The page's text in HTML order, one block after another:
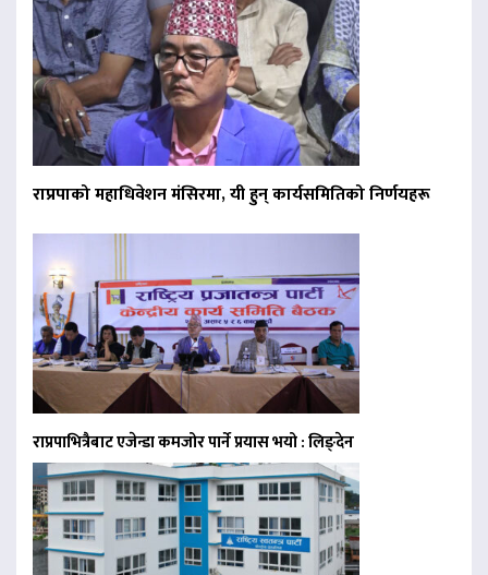
राप्रपाको महाधिवेशन मंसिरमा, यी हुन् कार्यसमितिको निर्णयहरू
राप्रपाभित्रैबाट एजेन्डा कमजोर पार्ने प्रयास भयो : लिङ्देन